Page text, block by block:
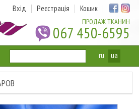
ПРОДАЖ ТКАНИН
067 450-6595
Вхід Реєстрація Кошик
ru ua